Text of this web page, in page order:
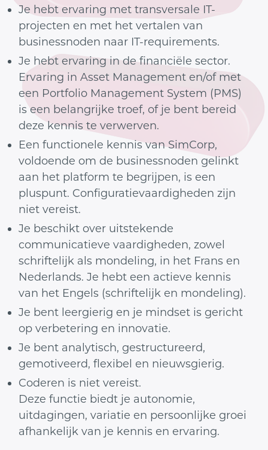
Je hebt ervaring met transversale IT-
projecten en met het vertalen van
businessnoden naar IT-requirements.
Je hebt ervaring in de financiële sector.
Ervaring in Asset Management en/of met
een Portfolio Management System (PMS)
is een belangrijke troef, of je bent bereid
deze kennis te verwerven.
Een functionele kennis van SimCorp,
voldoende om de businessnoden gelinkt
aan het platform te begrijpen, is een
pluspunt. Configuratievaardigheden zijn
niet vereist.
Je beschikt over uitstekende
communicatieve vaardigheden, zowel
schriftelijk als mondeling, in het Frans en
Nederlands. Je hebt een actieve kennis
van het Engels (schriftelijk en mondeling).
Je bent leergierig en je mindset is gericht
op verbetering en innovatie.
Je bent analytisch, gestructureerd,
gemotiveerd, flexibel en nieuwsgierig.
Coderen is niet vereist.
Deze functie biedt je autonomie,
uitdagingen, variatie en persoonlijke groei
afhankelijk van je kennis en ervaring.